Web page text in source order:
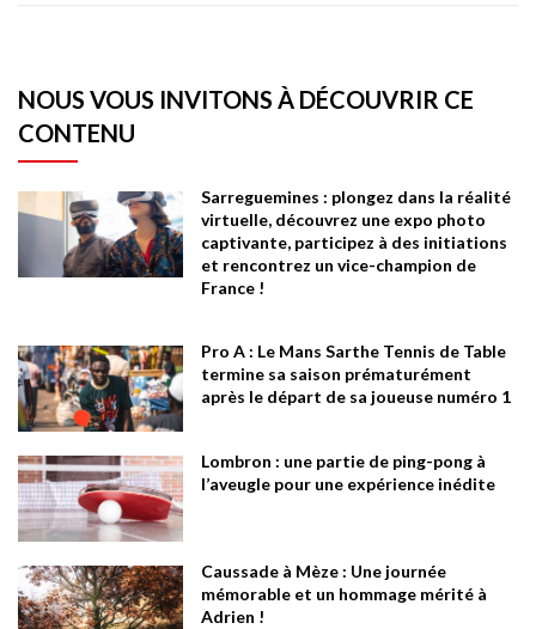
NOUS VOUS INVITONS À DÉCOUVRIR CE
CONTENU
Sarreguemines : plongez dans la réalité
virtuelle, découvrez une expo photo
captivante, participez à des initiations
et rencontrez un vice-champion de
France !
Pro A : Le Mans Sarthe Tennis de Table
termine sa saison prématurément
après le départ de sa joueuse numéro 1
Lombron : une partie de ping-pong à
l’aveugle pour une expérience inédite
Caussade à Mèze : Une journée
mémorable et un hommage mérité à
Adrien !